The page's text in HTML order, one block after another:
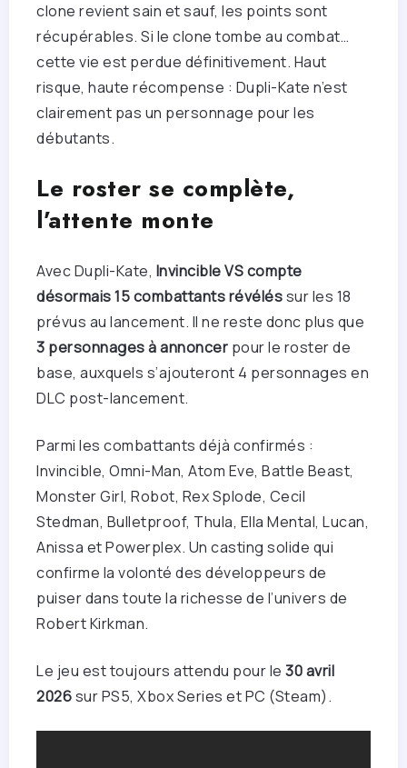
clone revient sain et sauf, les points sont
récupérables. Si le clone tombe au combat…
cette vie est perdue définitivement. Haut
risque, haute récompense : Dupli-Kate n’est
clairement pas un personnage pour les
débutants.
Le roster se complète,
l’attente monte
Avec Dupli-Kate, Invincible VS compte
désormais 15 combattants révéléssur les 18
prévus au lancement. Il ne reste donc plus que
3 personnages à annoncer pour le roster de
base, auxquels s’ajouteront 4 personnages en
DLC post-lancement.
Parmi les combattants déjà confirmés :
Invincible, Omni-Man, Atom Eve, Battle Beast,
Monster Girl, Robot, Rex Splode, Cecil
Stedman, Bulletproof, Thula, Ella Mental, Lucan,
Anissa et Powerplex. Un casting solide qui
confirme la volonté des développeurs de
puiser dans toute la richesse de l’univers de
Robert Kirkman.
Le jeu est toujours attendu pour le 30 avril
2026sur PS5, Xbox Series et PC (Steam).